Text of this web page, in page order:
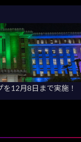
12月8日まで実施！